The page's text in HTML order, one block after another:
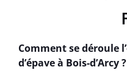
Comment se déroule
d’épave à Bois-d’Arcy ?